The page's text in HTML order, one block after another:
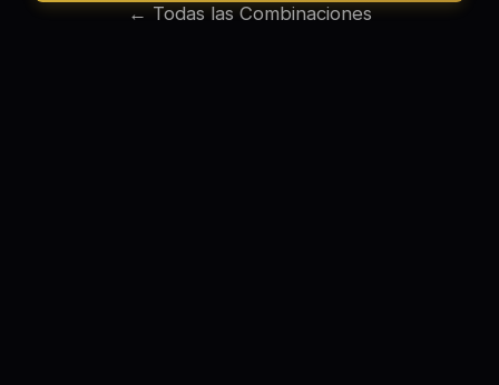
← Todas las Combinaciones